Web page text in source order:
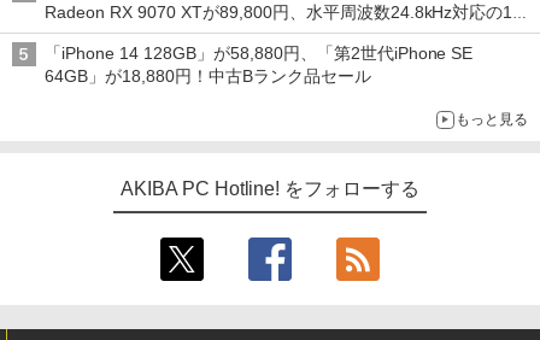
Radeon RX 9070 XTが89,800円、水平周波数24.8kHz対応の17
型モニターが9,801円、暑さ指数連動セール ほか
「iPhone 14 128GB」が58,880円、「第2世代iPhone SE
64GB」が18,880円！中古Bランク品セール
もっと見る
AKIBA PC Hotline! をフォローする